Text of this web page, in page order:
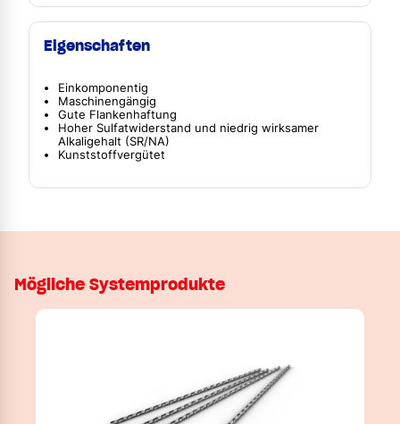
Eigenschaften
Einkomponentig
Maschinengängig
Gute Flankenhaftung
Hoher Sulfatwiderstand und niedrig wirksamer
Alkaligehalt (SR/NA)
Kunststoffvergütet
Mögliche Systemprodukte